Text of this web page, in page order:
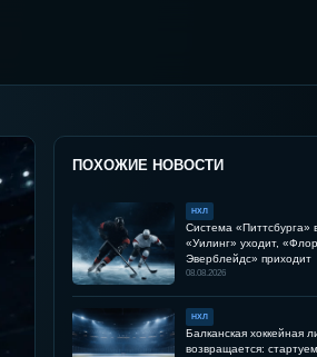
ПОХОЖИЕ НОВОСТИ
НХЛ
Система «Питтсбурга»
«Уилинг» уходит,
Эверблейдс» приходит
08.08.2026
НХЛ
Балканская хоккейная
возвращается: